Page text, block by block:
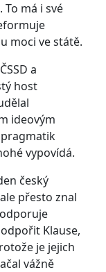
má i své
moci ve státě.
a
host
ideovým
vypovídá.
český
přesto znal
Klause,
je jejich
vážně